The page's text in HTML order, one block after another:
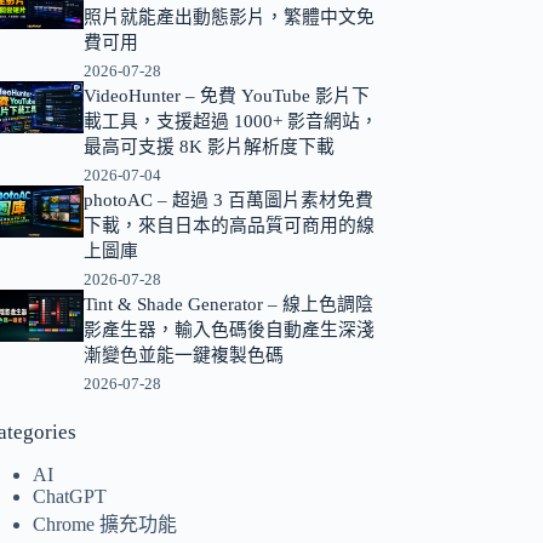
照片就能產出動態影片，繁體中文免
費可用
2026-07-28
VideoHunter – 免費 YouTube 影片下
載工具，支援超過 1000+ 影音網站，
最高可支援 8K 影片解析度下載
2026-07-04
photoAC – 超過 3 百萬圖片素材免費
下載，來自日本的高品質可商用的線
上圖庫
2026-07-28
Tint & Shade Generator – 線上色調陰
影產生器，輸入色碼後自動產生深淺
漸變色並能一鍵複製色碼
2026-07-28
AI
ChatGPT
Chrome 擴充功能